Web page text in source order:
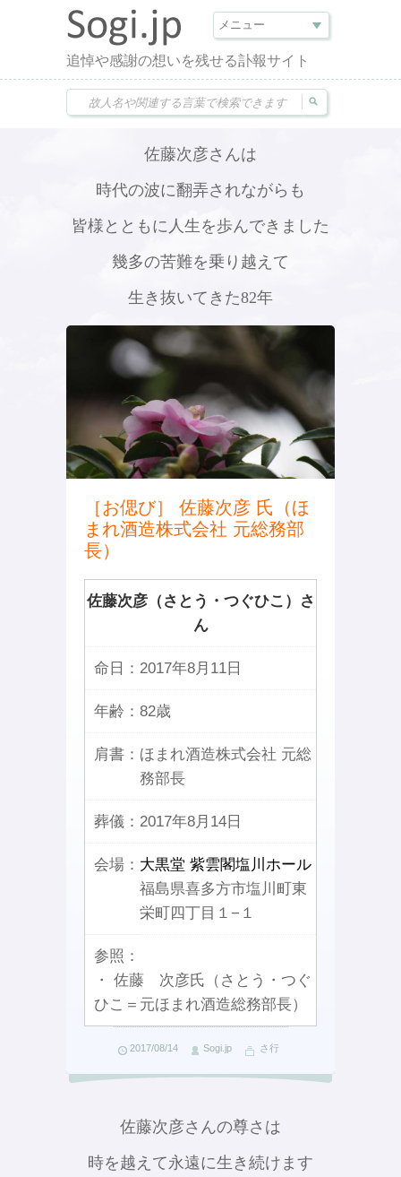
追悼や感謝の想いを残せる訃報サイト
佐藤次彦さんは
時代の波に翻弄されながらも
皆様とともに人生を歩んできました
幾多の苦難を乗り越えて
生き抜いてきた82年
［お偲び］ 佐藤次彦 氏（ほ
まれ酒造株式会社 元総務部
長）
佐藤次彦（さとう・つぐひこ）さ
ん
命日： 2017年8月11日
年齢： 82歳
肩書： ほまれ酒造株式会社 元総
務部長
葬儀： 2017年8月14日
会場： 大黒堂 紫雲閣塩川ホール
福島県喜多方市塩川町東
栄町四丁目１−１
参照：
・ 佐藤 次彦氏（さとう・つぐ
ひこ＝元ほまれ酒造総務部長）
2017/08/14 Sogi.jp さ行
佐藤次彦さんの尊さは
時を越えて永遠に生き続けます